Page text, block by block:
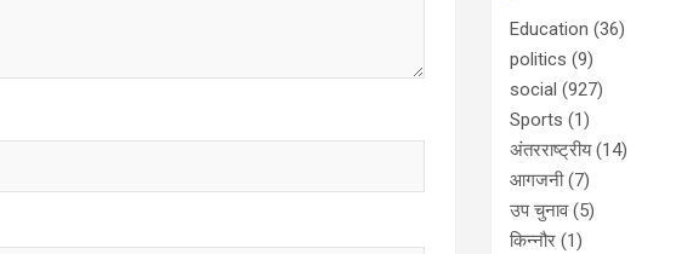
Education (36)
politics (9)
social (927)
Sports (1)
अंतरराष्ट्रीय(14)
आगजनी(7)
उप चुनाव(5)
किन्नौर (1)